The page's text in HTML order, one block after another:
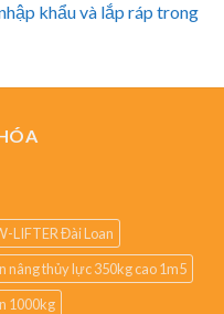
khẩu và lắp ráp trong
LIFTER Đài Loan
nâng thủy lực 350kg cao 1m5
1000kg